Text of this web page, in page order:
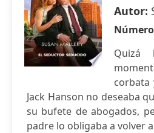
Autor:
Quizá
Jack Hanson no deseaba
su bufete de abogados,
padre lo obligaba a volver